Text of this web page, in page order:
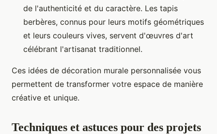
de l'authenticité et du caractère. Les tapis
berbères, connus pour leurs motifs géométriques
et leurs couleurs vives, servent d'œuvres d'art
célébrant l'artisanat traditionnel.
Ces idées de décoration murale personnalisée vous
permettent de transformer votre espace de manière
créative et unique.
Techniques et astuces pour des projets